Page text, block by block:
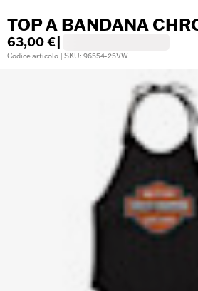
TOP A BANDANA
63,00 €
Codice articolo | SKU: 96554-25VW